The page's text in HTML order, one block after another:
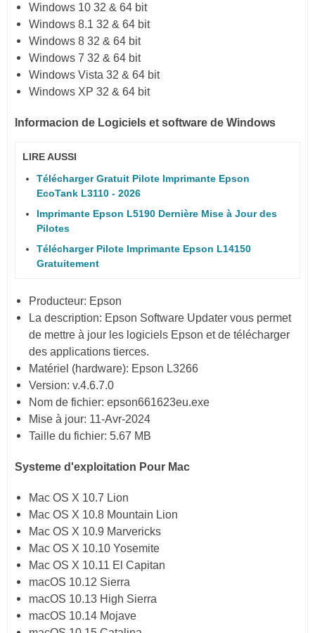
Windows 10 32 & 64 bit
Windows 8.1 32 & 64 bit
Windows 8 32 & 64 bit
Windows 7 32 & 64 bit
Windows Vista 32 & 64 bit
Windows XP 32 & 64 bit
Informacion de Logiciels et software de Windows
LIRE AUSSI
Télécharger Gratuit Pilote Imprimante Epson
EcoTank L3110 - 2026
Imprimante Epson L5190 Dernière Mise à Jour des
Pilotes
Télécharger Pilote Imprimante Epson L14150
Gratuitement
Producteur: Epson
La description: Epson Software Updater vous permet
de mettre à jour les logiciels Epson et de télécharger
des applications tierces.
Matériel (hardware): Epson L3266
Version: v.4.6.7.0
Nom de fichier: epson661623eu.exe
Mise à jour: 11-Avr-2024
Taille du fichier: 5.67 MB
Systeme d'exploitation Pour Mac
Mac OS X 10.7 Lion
Mac OS X 10.8 Mountain Lion
Mac OS X 10.9 Marvericks
Mac OS X 10.10 Yosemite
Mac OS X 10.11 El Capitan
macOS 10.12 Sierra
macOS 10.13 High Sierra
macOS 10.14 Mojave